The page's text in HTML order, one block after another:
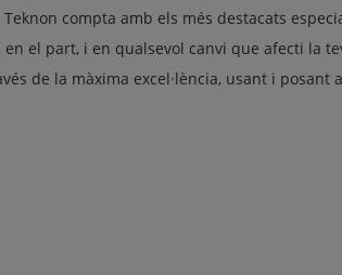
compta amb els més destacats
el part, i en qualsevol canvi que afecti la
de la màxima excel·lència, usant i posant